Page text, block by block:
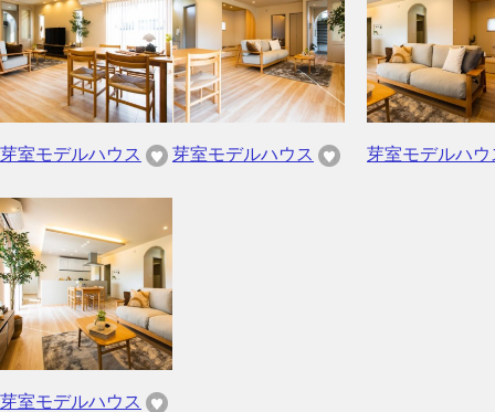
芽室モデルハウス 芽室モデルハウス 芽室モデルハウ
芽室モデルハウス